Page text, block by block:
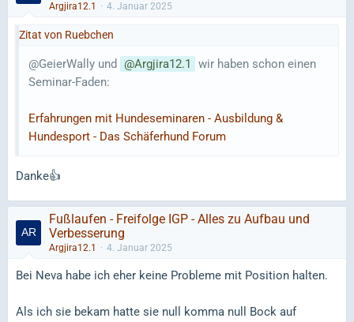
Argjira12.1 4. Januar 2025
Zitat von Ruebchen
@GeierWally und Argjira12.1
wir haben schon einen
Seminar-Faden:
Erfahrungen mit Hundeseminaren - Ausbildung &
Hundesport - Das Schäferhund Forum
Danke👍
Fußlaufen - Freifolge IGP - Alles zu Aufbau und
Verbesserung
Argjira12.1 4. Januar 2025
Bei Neva habe ich eher keine Probleme mit Position halten.
Als ich sie bekam hatte sie null komma null Bock auf